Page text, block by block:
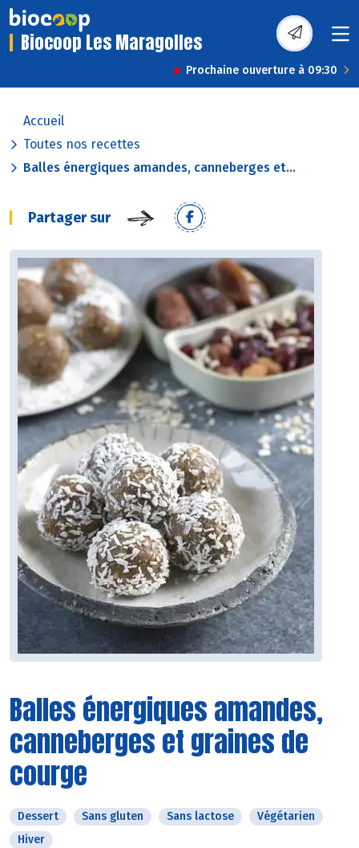
Biocoop Les Maragolles
Prochaine ouverture à 09:30
Accueil
Toutes nos recettes
Balles énergiques amandes, canneberges et...
Partager sur
Balles énergiques amandes,
canneberges et graines de
courge
Dessert Sans gluten Sans lactose
Végétarien
Hiver